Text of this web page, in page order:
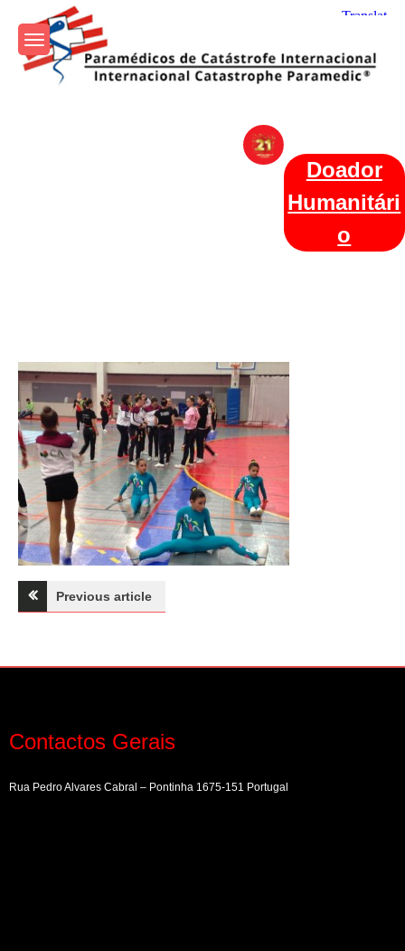
content
Internacional
Doador
Humanitári
o
Navegação
artigos
Previous article
Contactos Gerais
Rua Pedro Alvares Cabral – Pontinha 1675-151 Portugal